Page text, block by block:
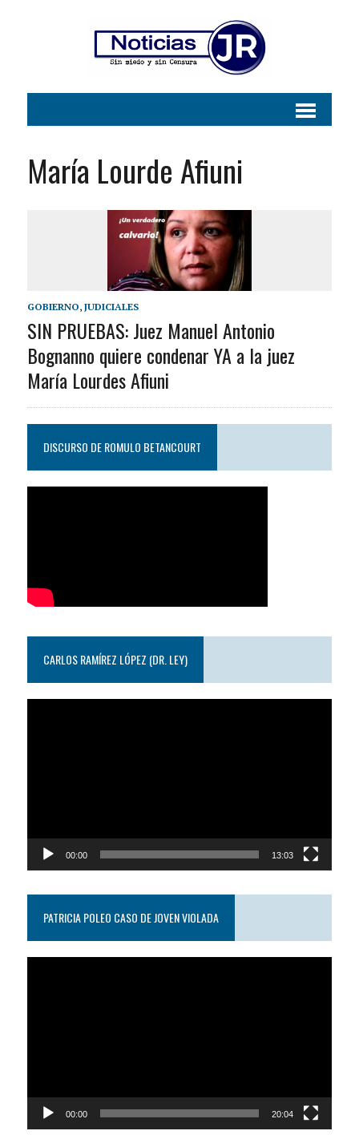
María Lourde Afiuni
GOBIERNO, JUDICIALES
SIN PRUEBAS: Juez Manuel Antonio
Bognanno quiere condenar YA a la juez
María Lourdes Afiuni
DISCURSO DE ROMULO BETANCOURT
CARLOS RAMÍREZ LÓPEZ (DR. LEY)
00:00 13:03
PATRICIA POLEO CASO DE JOVEN VIOLADA
00:00 20:04